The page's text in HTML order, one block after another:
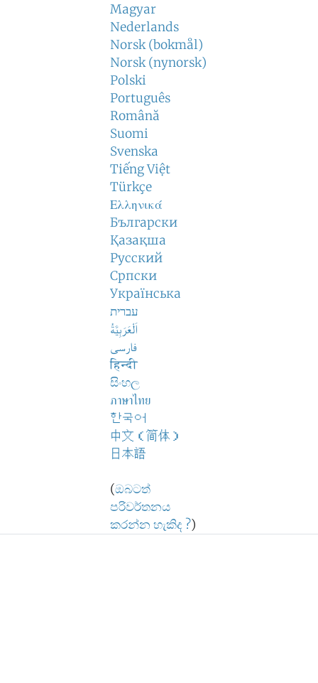
Magyar
Nederlands
Norsk (bokmål)
Norsk (nynorsk)
Polski
Português
Română
Suomi
Svenska
Tiếng Việt
Türkçe
Ελληνικά
Български
Қазақша
Русский
Српски
Українська
עברית
اَلْعَرَبِيَّةُ
فارسی
हिन्दी
සිංහල
ภาษาไทย
한국어
中文（简体）
日本語
(ඔබටත්
පරිවර්තනය
කරන්න හැකිද ?)